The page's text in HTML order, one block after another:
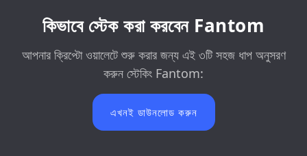
কিভাবে স্টেক করা করবেন Fantom
আপনার ক্রিপ্টো ওয়ালেটে শুরু করার জন্য এই ৩টি সহজ ধাপ অনুসরণ
করুন স্টেকিং Fantom:
এখনই ডাউনলোড করুন